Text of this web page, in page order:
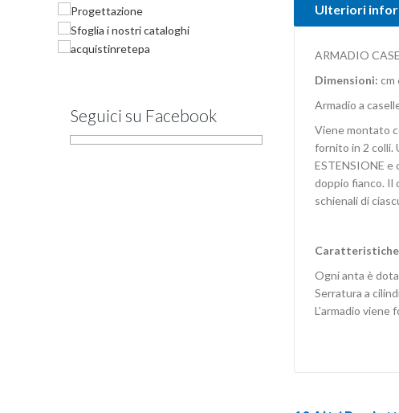
Seguici su Facebook
Ulteriori
ARMADIO
Dimensioni: cm
Armadio a
Viene montato
fornito in 2 colli.
ESTENSIONE
doppio fianco. Il
schienali di
Ogni anta è
Serratura a
L'armadio viene